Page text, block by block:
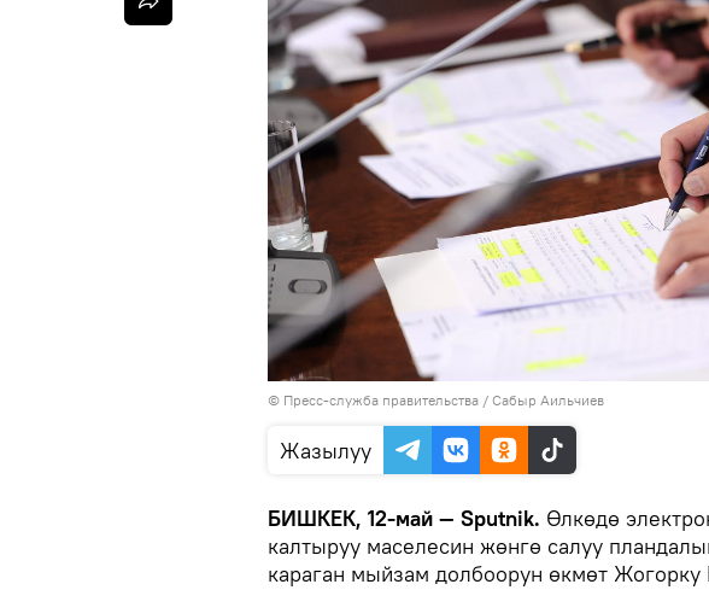
© Пресс-служба правительства / Сабыр Аильчиев
Жазылуу
БИШКЕК, 12-май — Sputnik. Өлкөдө
калтыруу маселесин жөнгө салуу
караган мыйзам долбоорун өкмөт